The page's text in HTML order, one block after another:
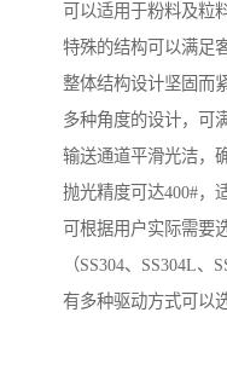
可以适用于粉料及粒
特殊的结构可以满足
整体结构设计坚固而
多种角度的设计，可
输送通道平滑光洁，
抛光精度可达400#，
可根据用户实际需要
（SS304、SS304L、
有多种驱动方式可以